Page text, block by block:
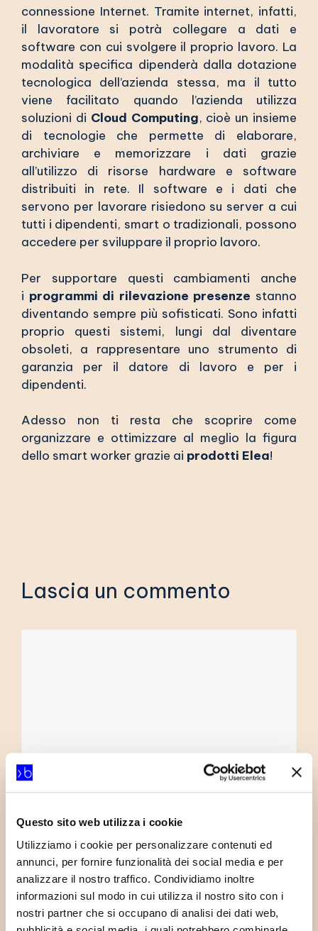
Questo sito web utilizza i cookie
Utilizziamo i cookie per personalizzare contenuti ed
annunci, per fornire funzionalità dei social media e per
analizzare il nostro traffico. Condividiamo inoltre
informazioni sul modo in cui utilizza il nostro sito con i
nostri partner che si occupano di analisi dei dati web,
connessione Internet. Tramite internet, infatti,
il lavoratore si potrà collegare a dati e
software con cui svolgere il proprio lavoro. La
modalità specifica dipenderà dalla dotazione
tecnologica dell’azienda stessa, ma il tutto
viene facilitato quando l’azienda utilizza
soluzioni di Cloud Computing, cioè un insieme
di tecnologie che permette di elaborare,
archiviare e memorizzare i dati grazie
all’utilizzo di risorse hardware e software
distribuiti in rete. Il software e i dati che
servono per lavorare risiedono su server a cui
tutti i dipendenti, smart o tradizionali, possono
accedere per sviluppare il proprio lavoro.
Per supportare questi cambiamenti anche
i programmi di rilevazione presenze stanno
diventando sempre più sofisticati. Sono infatti
proprio questi sistemi, lungi dal diventare
obsoleti, a rappresentare uno strumento di
garanzia per il datore di lavoro e per i
dipendenti.
Adesso non ti resta che scoprire come
organizzare e ottimizzare al meglio la figura
dello smart worker grazie ai prodotti Elea!
Lascia un commento
Email
Sito
web